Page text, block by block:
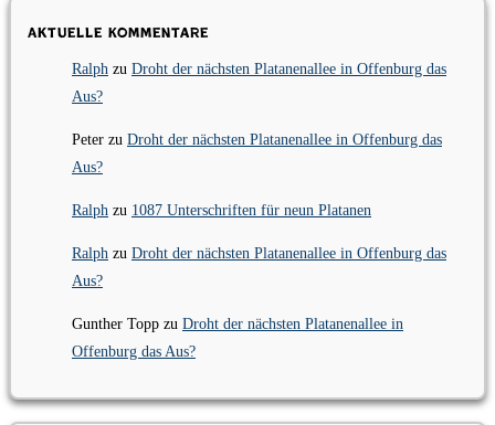
Aktuelle Kommentare
Ralph zu Droht der nächsten Platanenallee in Offenburg das
Aus?
Peter zu Droht der nächsten Platanenallee in Offenburg das
Aus?
Ralph zu 1087 Unterschriften für neun Platanen
Ralph zu Droht der nächsten Platanenallee in Offenburg das
Aus?
Gunther Topp zu Droht der nächsten Platanenallee in
Offenburg das Aus?